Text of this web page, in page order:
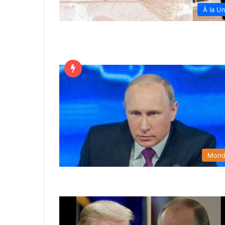
À la